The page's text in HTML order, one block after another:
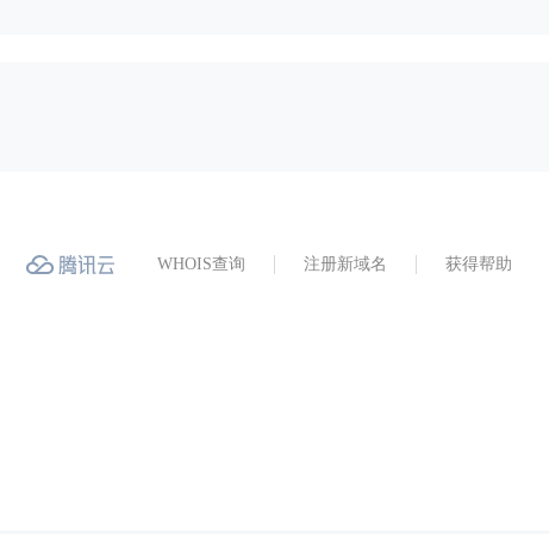
WHOIS查询 注册新域名 获得帮助